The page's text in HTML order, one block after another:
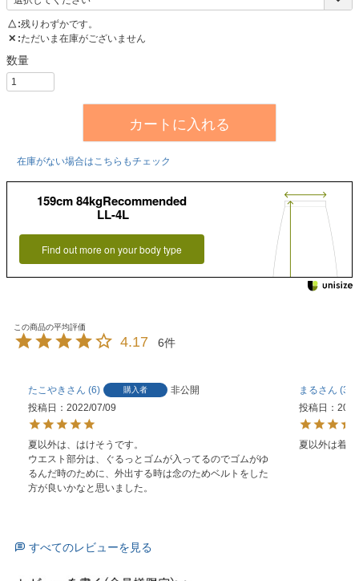
△ 残りわずかです。
✕ ただいま在庫がございません
カートに入れる
在庫がない場合はこちらもチェック
159cm 84kgRecommended
LL-4L
Find out more on your body type
4.17 6
たこやき 6 購入者
非公開
投稿日
2022/07/09
夏以外は、はけそうです。
ウエスト部分は、ぐるっとゴムが入ってるのでゴムがゆ
るんだ時のために、外出する時は念のためベルトをした
方が良いかなと思いました。
まる
3
投稿日
夏以外は着
すべてのレビューを見る